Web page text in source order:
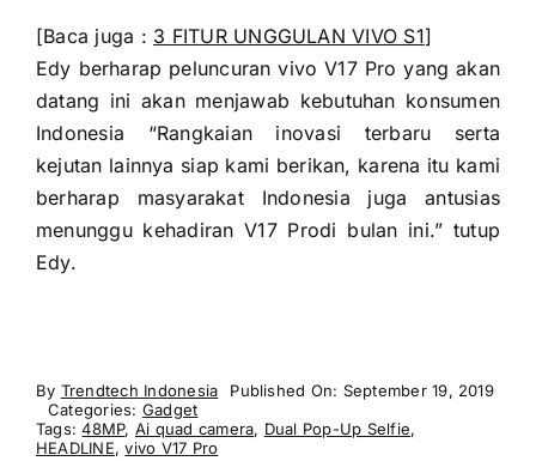
[Baca juga : 3 FITUR UNGGULAN VIVO S1]
Edy berharap peluncuran vivo V17 Pro yang akan
datang ini akan menjawab kebutuhan konsumen
Indonesia “Rangkaian inovasi terbaru serta
kejutan lainnya siap kami berikan, karena itu kami
berharap masyarakat Indonesia juga antusias
menunggu kehadiran V17 Prodi bulan ini.” tutup
Edy.
By Trendtech Indonesia
Published On: September 19, 2019
Categories: Gadget
Tags:48MP, Ai quad camera, Dual Pop-Up Selfie,
HEADLINE,vivo V17 Pro